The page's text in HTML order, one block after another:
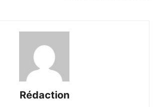
Rédaction